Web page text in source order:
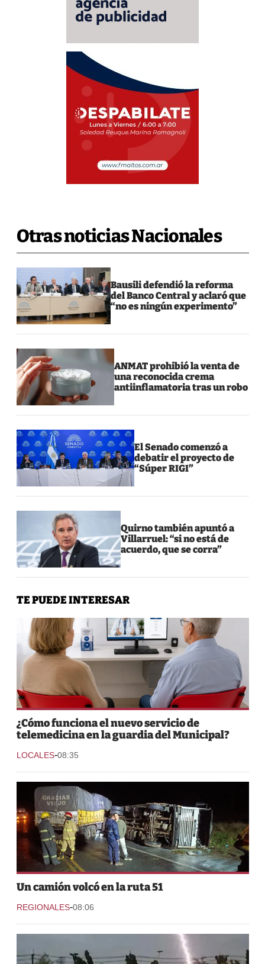
Otras noticias Nacionales
Bausili defendió la reforma
del Banco Central y aclaró que
“no es ningún experimento”
ANMAT prohibió la venta de
una reconocida crema
antiinflamatoria tras un robo
El Senado comenzó a
debatir el proyecto de
“Súper RIGI”
Quirno también apuntó a
Villarruel: “si no está de
acuerdo, que se corra”
TE PUEDE INTERESAR
¿Cómo funciona el nuevo servicio de
telemedicina en la guardia del Municipal?
LOCALES-08:35
Un camión volcó en la ruta 51
REGIONALES-08:06